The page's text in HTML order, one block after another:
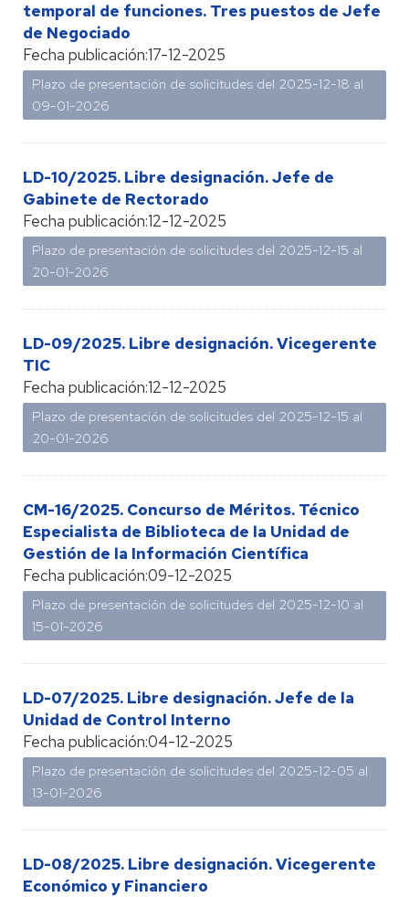
temporal de funciones. Tres puestos de Jefe
de Negociado
Fecha publicación:17-12-2025
Plazo de presentación de solicitudes del 2025-12-18 al
09-01-2026
LD-10/2025. Libre designación. Jefe de
Gabinete de Rectorado
Fecha publicación:12-12-2025
Plazo de presentación de solicitudes del 2025-12-15 al
20-01-2026
LD-09/2025. Libre designación. Vicegerente
TIC
Fecha publicación:12-12-2025
Plazo de presentación de solicitudes del 2025-12-15 al
20-01-2026
CM-16/2025. Concurso de Méritos. Técnico
Especialista de Biblioteca de la Unidad de
Gestión de la Información Científica
Fecha publicación:09-12-2025
Plazo de presentación de solicitudes del 2025-12-10 al
15-01-2026
LD-07/2025. Libre designación. Jefe de la
Unidad de Control Interno
Fecha publicación:04-12-2025
Plazo de presentación de solicitudes del 2025-12-05 al
13-01-2026
LD-08/2025. Libre designación. Vicegerente
Económico y Financiero